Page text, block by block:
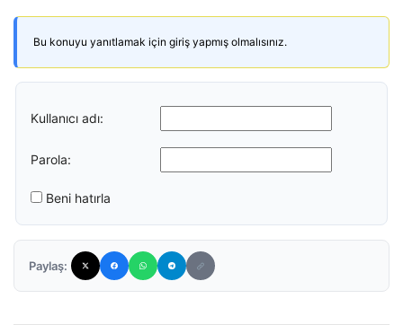
Bu konuyu yanıtlamak için giriş yapmış olmalısınız.
Kullanıcı adı:
Parola:
Beni hatırla
Paylaş: